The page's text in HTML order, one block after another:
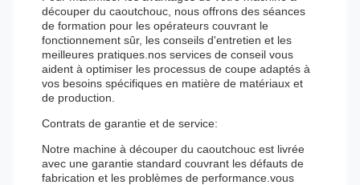
découper du caoutchouc, nous offrons des séances
de formation pour les opérateurs couvrant le
fonctionnement sûr, les conseils d'entretien et les
meilleures pratiques.nos services de conseil vous
aident à optimiser les processus de coupe adaptés à
vos besoins spécifiques en matière de matériaux et
de production.
Contrats de garantie et de service:
Notre machine à découper du caoutchouc est livrée
avec une garantie standard couvrant les défauts de
fabrication et les problèmes de performance.vous